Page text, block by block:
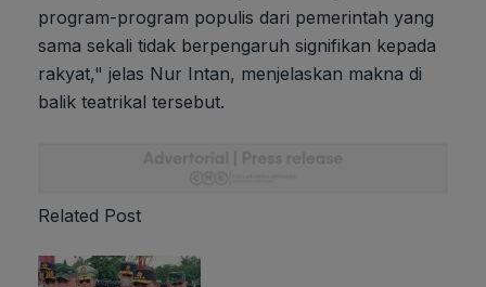
program-program populis dari pemerintah yang
sama sekali tidak berpengaruh signifikan kepada
rakyat," jelas Nur Intan, menjelaskan makna di
balik teatrikal tersebut.
Related Post